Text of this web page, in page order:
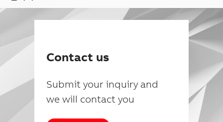
Contact us
Submit your inquiry and
we will contact you